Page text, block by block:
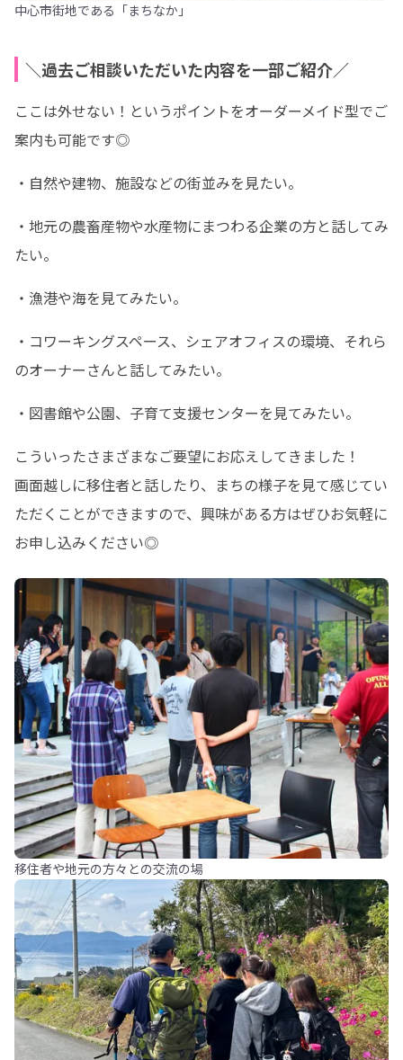
中心市街地である「まちなか」
＼過去ご相談いただいた内容を一部ご紹介／
ここは外せない！というポイントをオーダーメイド型でご
案内も可能です◎
・自然や建物、施設などの街並みを見たい。
・地元の農畜産物や水産物にまつわる企業の方と話してみ
たい。
・漁港や海を見てみたい。
・コワーキングスペース、シェアオフィスの環境、それら
のオーナーさんと話してみたい。
・図書館や公園、子育て支援センターを見てみたい。
こういったさまざまなご要望にお応えしてきました！
画面越しに移住者と話したり、まちの様子を見て感じてい
ただくことができますので、興味がある方はぜひお気軽に
お申し込みください◎
移住者や地元の方々との交流の場